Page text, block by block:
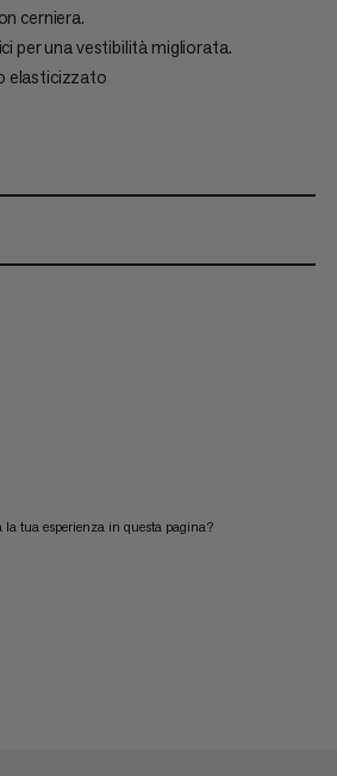
cerniera.
per una vestibilità migliorata.
elasticizzato
la tua esperienza in questa pagina?